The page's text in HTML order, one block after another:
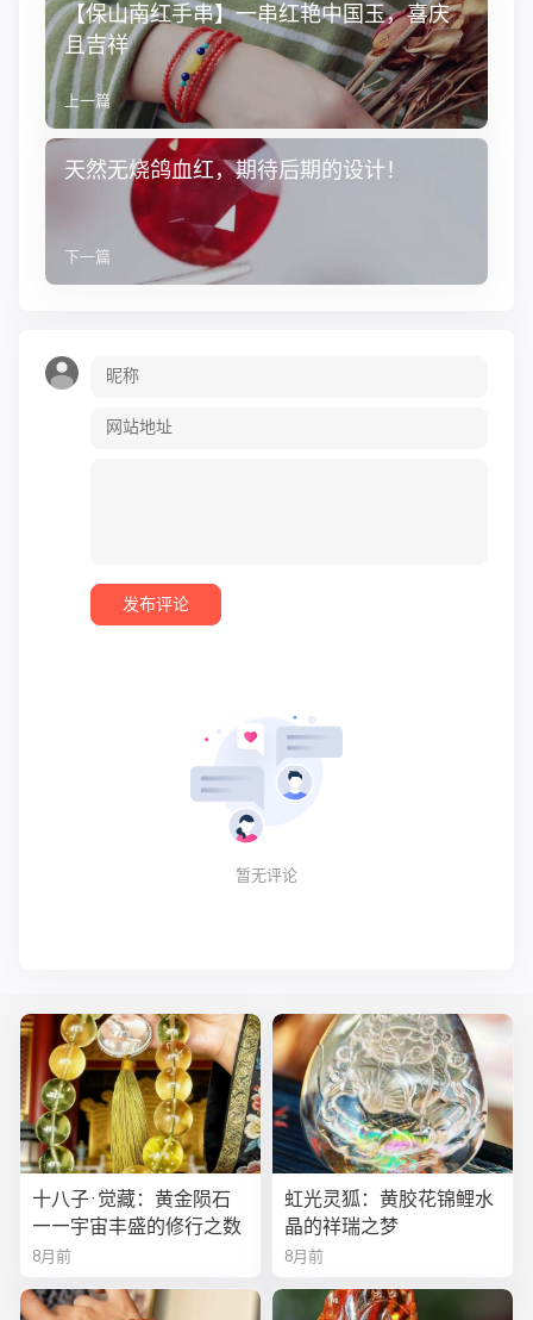
【保山南红手串】一串红艳中国玉，喜庆
且吉祥
上一篇
天然无烧鸽血红，期待后期的设计！
下一篇
暂无评论
十八子·觉藏：黄金陨石
——宇宙丰盛的修行之数
8月前
虹光灵狐：黄胶花锦鲤水
晶的祥瑞之梦
8月前